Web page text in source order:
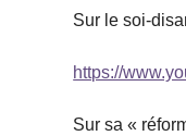
Sur le soi-
https://
Sur sa «